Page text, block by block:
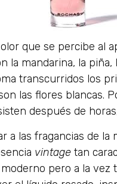
que se percibe al
la mandarina, la
transcurridos los
las flores blancas.
después de
a las fragancias de
vintage tan
pero a la vez